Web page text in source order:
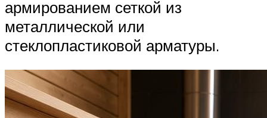
армированием сеткой из
металлической или
стеклопластиковой арматуры.